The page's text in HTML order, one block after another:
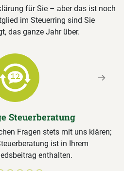
für Sie – aber das ist noch
im Steuerring sind Sie
das ganze Jahr über.
Steuerberatung
Fragen stets mit uns klären;
ist in Ihrem
enthalten.
Next